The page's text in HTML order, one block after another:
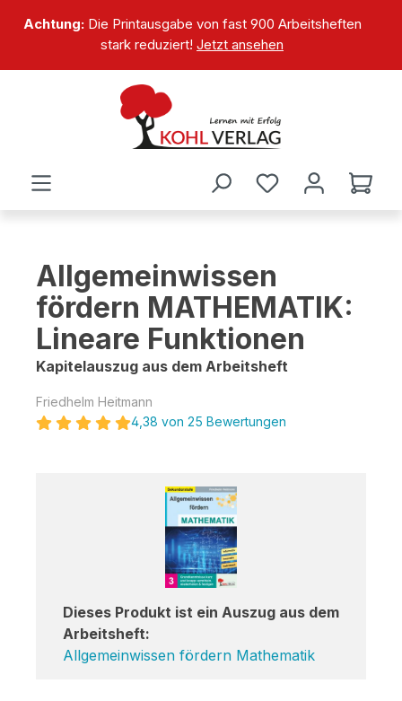
springen
Achtung:Die Printausgabe von fast 900 Arbeitsheften
stark reduziert! Jetzt ansehen
Allgemeinwissen
fördern MATHEMATIK:
Lineare Funktionen
Kapitelauszug aus dem Arbeitsheft
Friedhelm Heitmann
4,38 von 25 Bewertungen
Dieses Produkt ist ein Auszug aus dem
Arbeitsheft:
Allgemeinwissen fördern Mathematik